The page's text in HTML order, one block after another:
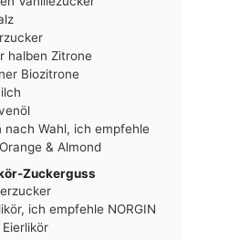
halben Zitrone
Biozitrone
nach Wahl, ich empfehle
& Almond
Zuckerguss
ich empfehle NORGIN